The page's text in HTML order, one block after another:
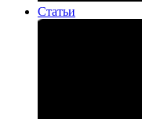
Статьи